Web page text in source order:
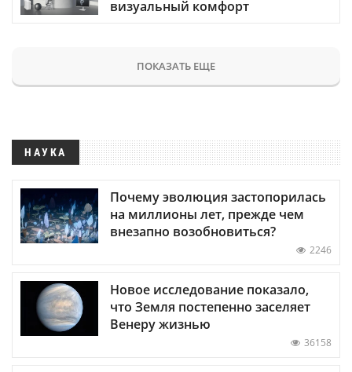
визуальный комфорт
ПОКАЗАТЬ ЕЩЕ
НАУКА
Почему эволюция застопорилась
на миллионы лет, прежде чем
внезапно возобновиться?
2246
Новое исследование показало,
что Земля постепенно заселяет
Венеру жизнью
36158